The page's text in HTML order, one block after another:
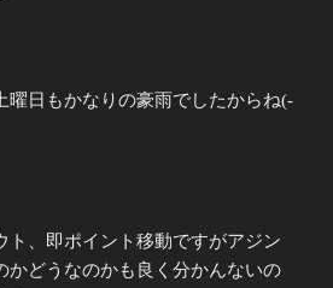
曜日もかなりの豪雨でしたからね(-
ト、即ポイント移動ですがアジン
かどうなのかも良く分かんないの